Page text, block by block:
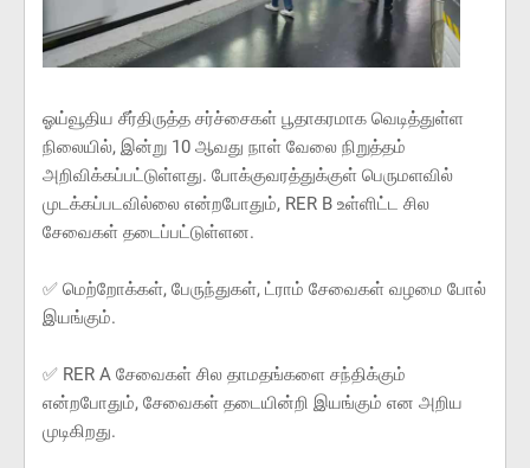
ஓய்வூதிய சீர்திருத்த சர்ச்சைகள் பூதாகரமாக வெடித்துள்ள
நிலையில், இன்று 10 ஆவது நாள் வேலை நிறுத்தம்
அறிவிக்கப்பட்டுள்ளது. போக்குவரத்துக்குள் பெருமளவில்
முடக்கப்படவில்லை என்றபோதும், RER B உள்ளிட்ட சில
சேவைகள் தடைப்பட்டுள்ளன.
✅ மெற்றோக்கள், பேருந்துகள், ட்ராம் சேவைகள் வழமை போல்
இயங்கும்.
✅ RER A சேவைகள் சில தாமதங்களை சந்திக்கும்
என்றபோதும், சேவைகள் தடையின்றி இயங்கும் என அறிய
முடிகிறது.